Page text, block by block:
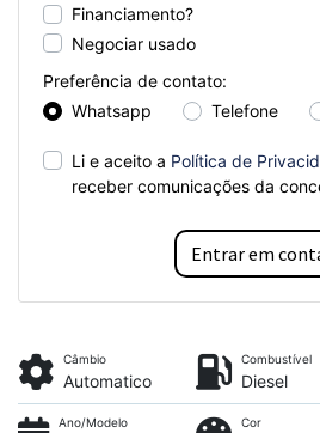
Financiamento?
Negociar usado
Preferência de contato:
Whatsapp
Telefone
Li e aceito a Política de
receber comunicações da
Entrar em
Câmbio
Automatico
Combustível
Diesel
Ano/Modelo Cor